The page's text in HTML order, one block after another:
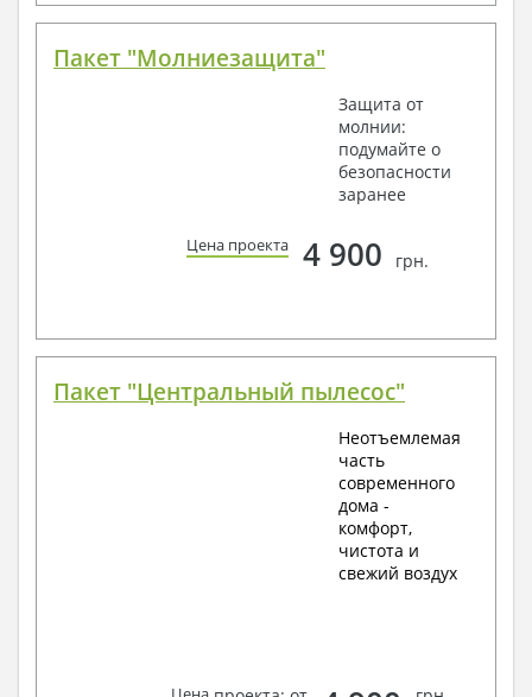
Пакет "Молниезащита"
Защита от
молнии:
подумайте о
безопасности
заранее
Цена проекта 4 900 грн.
Пакет "Центральный пылесос"
Неотъемлемая
часть
современного
дома -
комфорт,
чистота и
свежий воздух